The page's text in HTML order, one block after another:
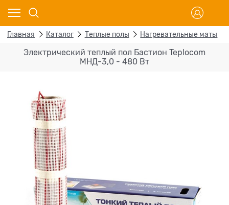
Главная Каталог Теплые полы Нагревательные маты
Электрический теплый пол Бастион Teplocom
МНД-3,0 - 480 Вт